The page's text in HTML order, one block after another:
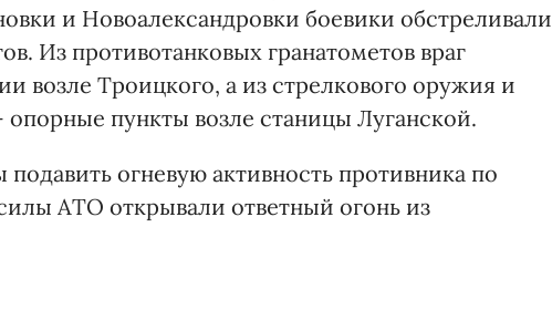
и Новоалександровки боевики обстреливали
Из противотанковых гранатометов враг
возле Троицкого, а из стрелкового оружия и
опорные пункты возле станицы Луганской.
огневую активность противника по
АТО открывали ответный огонь из